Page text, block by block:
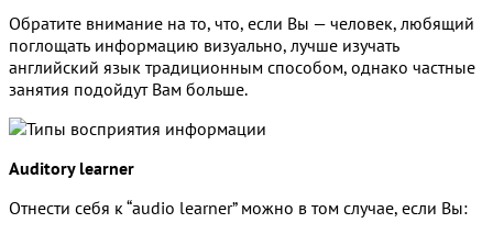
Обратите внимание на то, что, если Вы — человек, любящий
поглощать информацию визуально, лучше изучать
английский язык традиционным способом, однако частные
занятия подойдут Вам больше.
Auditory learner
Отнести себя к “audio learner” можно в том случае, если Вы: